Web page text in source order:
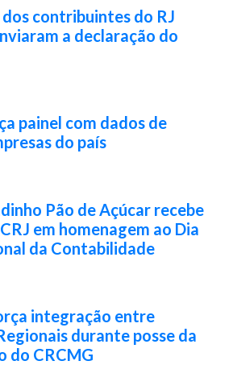
dos contribuintes do RJ
a declaração do
painel com dados de
do país
Pão de Açúcar recebe
em homenagem ao Dia
da Contabilidade
integração entre
durante posse da
do CRCMG